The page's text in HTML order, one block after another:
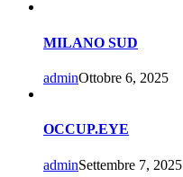
MILANO SUD
adminOttobre 6, 2025
OCCUP.EYE
adminSettembre 7, 2025